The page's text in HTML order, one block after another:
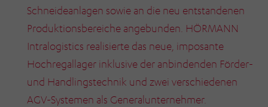
Schneideanlagen sowie an die neu entstandenen
Produktionsbereiche angebunden. HÖRMANN
Intralogistics realisierte das neue, imposante
Hochregallager inklusive der anbindenden Förder-
und Handlingstechnik und zwei verschiedenen
AGV-Systemen als Generalunternehmer.